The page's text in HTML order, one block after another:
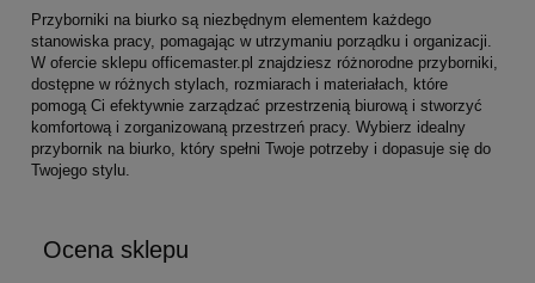
Przyborniki na biurko są niezbędnym elementem każdego
stanowiska pracy, pomagając w utrzymaniu porządku i organizacji.
W ofercie sklepu officemaster.pl znajdziesz różnorodne przyborniki,
dostępne w różnych stylach, rozmiarach i materiałach, które
pomogą Ci efektywnie zarządzać przestrzenią biurową i stworzyć
komfortową i zorganizowaną przestrzeń pracy. Wybierz idealny
przybornik na biurko, który spełni Twoje potrzeby i dopasuje się do
Twojego stylu.
Ocena sklepu